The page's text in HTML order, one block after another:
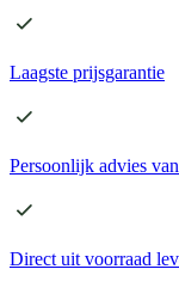
Laagste prijsgarantie
Persoonlijk advies
Direct uit voorraad